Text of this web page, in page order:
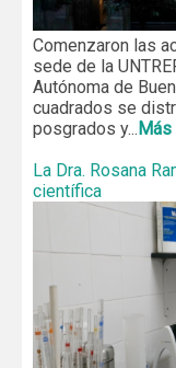
Comenzaron las
sede de la
Autónoma de
cuadrados se
posgrados y...
La Dra. Rosana
científica